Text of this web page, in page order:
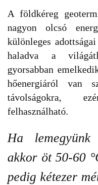
A földkéreg
nagyon olcsó
különleges
haladva a
gyorsabban
hőenergiáról van
távolságokra,
felhasználható.
Ha
akkor öt 50-60
pedig kétezer